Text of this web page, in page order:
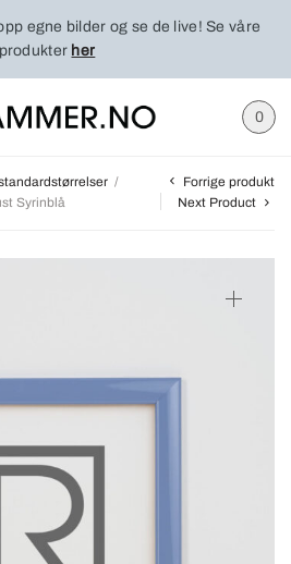
egne bilder og se de live! Se våre
produkter her
0
/
Syrinblå
Forrige produkt
Next Product